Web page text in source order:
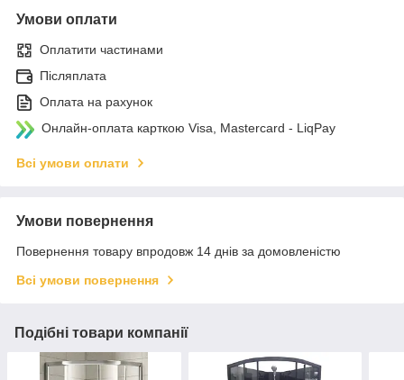
Умови оплати
Оплатити частинами
Післяплата
Оплата на рахунок
Онлайн-оплата карткою Visa, Mastercard - LiqPay
Всі умови оплати
Умови повернення
Повернення товару впродовж 14 днів за домовленістю
Всі умови повернення
Подібні товари компанії